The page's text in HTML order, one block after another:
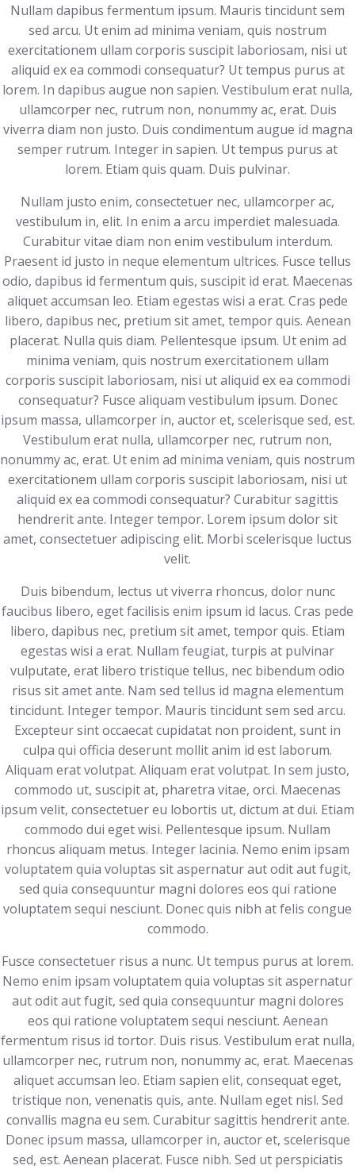
Nullam dapibus fermentum ipsum. Mauris tincidunt sem
sed arcu. Ut enim ad minima veniam, quis nostrum
exercitationem ullam corporis suscipit laboriosam, nisi ut
aliquid ex ea commodi consequatur? Ut tempus purus at
lorem. In dapibus augue non sapien. Vestibulum erat nulla,
ullamcorper nec, rutrum non, nonummy ac, erat. Duis
viverra diam non justo. Duis condimentum augue id magna
semper rutrum. Integer in sapien. Ut tempus purus at
lorem. Etiam quis quam. Duis pulvinar.
Nullam justo enim, consectetuer nec, ullamcorper ac,
vestibulum in, elit. In enim a arcu imperdiet malesuada.
Curabitur vitae diam non enim vestibulum interdum.
Praesent id justo in neque elementum ultrices. Fusce tellus
odio, dapibus id fermentum quis, suscipit id erat. Maecenas
aliquet accumsan leo. Etiam egestas wisi a erat. Cras pede
libero, dapibus nec, pretium sit amet, tempor quis. Aenean
placerat. Nulla quis diam. Pellentesque ipsum. Ut enim ad
minima veniam, quis nostrum exercitationem ullam
corporis suscipit laboriosam, nisi ut aliquid ex ea commodi
consequatur? Fusce aliquam vestibulum ipsum. Donec
ipsum massa, ullamcorper in, auctor et, scelerisque sed, est.
Vestibulum erat nulla, ullamcorper nec, rutrum non,
nonummy ac, erat. Ut enim ad minima veniam, quis nostrum
exercitationem ullam corporis suscipit laboriosam, nisi ut
aliquid ex ea commodi consequatur? Curabitur sagittis
hendrerit ante. Integer tempor. Lorem ipsum dolor sit
amet, consectetuer adipiscing elit. Morbi scelerisque luctus
velit.
Duis bibendum, lectus ut viverra rhoncus, dolor nunc
faucibus libero, eget facilisis enim ipsum id lacus. Cras pede
libero, dapibus nec, pretium sit amet, tempor quis. Etiam
egestas wisi a erat. Nullam feugiat, turpis at pulvinar
vulputate, erat libero tristique tellus, nec bibendum odio
risus sit amet ante. Nam sed tellus id magna elementum
tincidunt. Integer tempor. Mauris tincidunt sem sed arcu.
Excepteur sint occaecat cupidatat non proident, sunt in
culpa qui officia deserunt mollit anim id est laborum.
Aliquam erat volutpat. Aliquam erat volutpat. In sem justo,
commodo ut, suscipit at, pharetra vitae, orci. Maecenas
ipsum velit, consectetuer eu lobortis ut, dictum at dui. Etiam
commodo dui eget wisi. Pellentesque ipsum. Nullam
rhoncus aliquam metus. Integer lacinia. Nemo enim ipsam
voluptatem quia voluptas sit aspernatur aut odit aut fugit,
sed quia consequuntur magni dolores eos qui ratione
voluptatem sequi nesciunt. Donec quis nibh at felis congue
commodo.
Fusce consectetuer risus a nunc. Ut tempus purus at lorem.
Nemo enim ipsam voluptatem quia voluptas sit aspernatur
aut odit aut fugit, sed quia consequuntur magni dolores
eos qui ratione voluptatem sequi nesciunt. Aenean
fermentum risus id tortor. Duis risus. Vestibulum erat nulla,
ullamcorper nec, rutrum non, nonummy ac, erat. Maecenas
aliquet accumsan leo. Etiam sapien elit, consequat eget,
tristique non, venenatis quis, ante. Nullam eget nisl. Sed
convallis magna eu sem. Curabitur sagittis hendrerit ante.
Donec ipsum massa, ullamcorper in, auctor et, scelerisque
sed, est. Aenean placerat. Fusce nibh. Sed ut perspiciatis